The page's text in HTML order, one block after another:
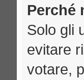
Perché
Solo gli
evitare
votare,